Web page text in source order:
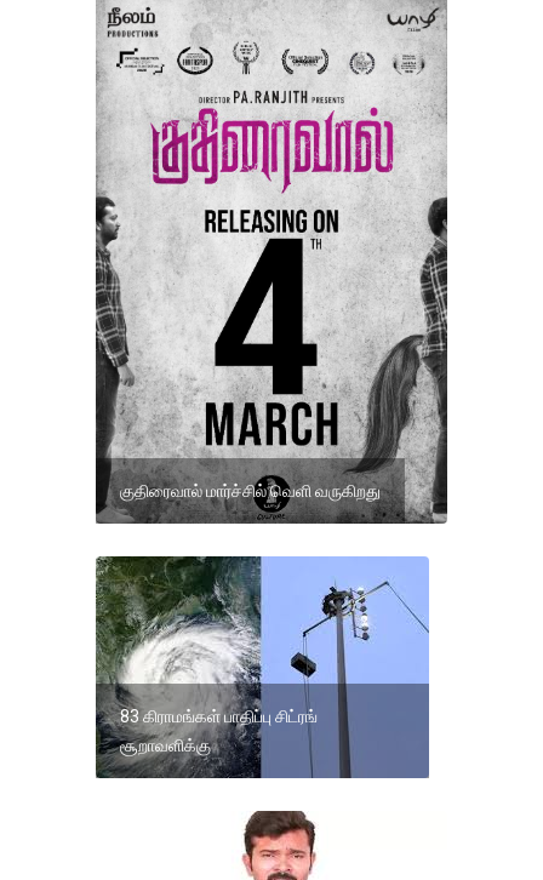
குதிரைவால் மார்ச்சில் வெளி வருகிறது
83 கிராமங்கள் பாதிப்பு சிட்ரங்
சூறாவளிக்கு